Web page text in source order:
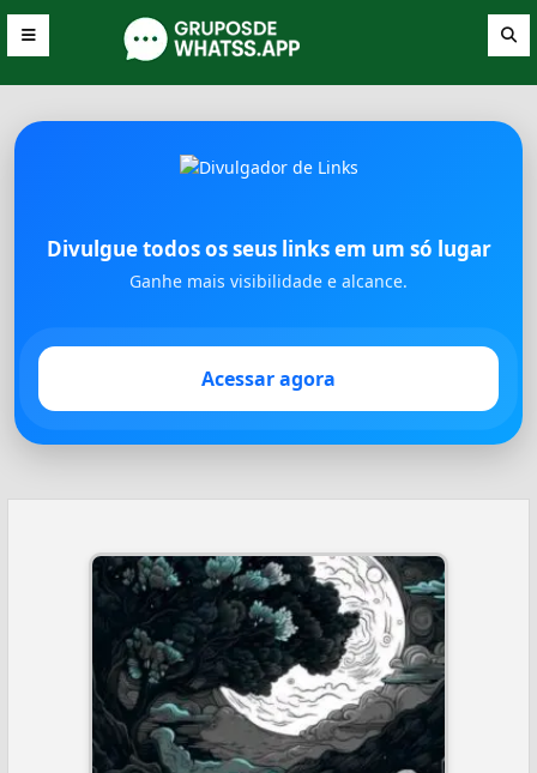
Divulgue todos os seus links em um só lugar
Ganhe mais visibilidade e alcance.
Acessar agora